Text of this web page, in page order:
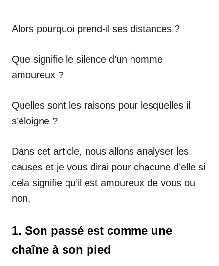
Alors pourquoi prend-il ses distances ?
Que signifie le silence d’un homme
amoureux ?
Quelles sont les raisons pour lesquelles il
s’éloigne ?
Dans cet article, nous allons analyser les
causes et je vous dirai pour chacune d’elle si
cela signifie qu’il est amoureux de vous ou
non.
1. Son passé est comme une
chaîne à son pied